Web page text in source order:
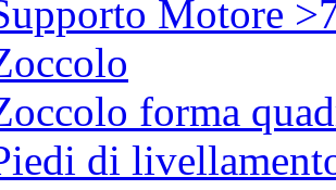
Motore
forma
di